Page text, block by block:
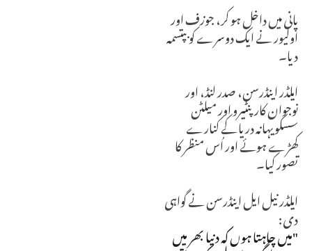
پانی میں داخل ہو کر، جوزف اور
اولیور نے ایک دوسرے کو بپتسمہ
دیا۔
ایلڈر اینڈرسن، صدر لنڈ، اور
نوجوان کارپنٹیرو اور میلٹن
سسکویہانہ دریا کے کنارے
کھڑے ہوئے اور اُس منظر کا
تصور کیا۔
ایلڈر نیل ایل اینڈرسن نے گواہی
دی:
"میں چاہتا ہوں کہ دنیا بھر میں